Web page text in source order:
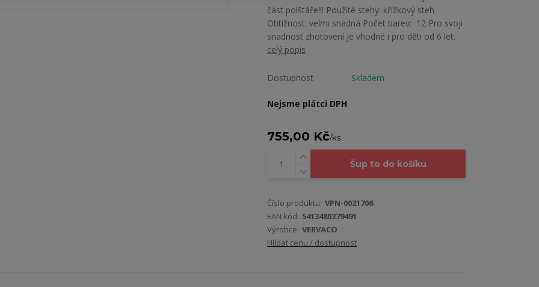
část polštáře!!! Použité stehy: křížkový steh
Obtížnost: velmi snadná Počet barev: 12 Pro svoji
snadnost zhotovení je vhodné i pro děti od 6 let.
celý popis
Dostupnost Skladem
Nejsme plátci DPH
755,00 Kč/ks
Šup to do košíku
Číslo produktu: VPN-0021706
EAN kód: 5413480379491
Výrobce: VERVACO
Hlídat cenu / dostupnost